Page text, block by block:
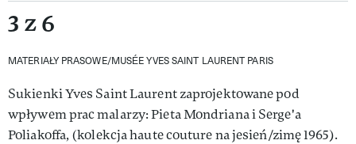
3 z 6
MATERIAŁY PRASOWE/MUSÉE YVES SAINT LAURENT PARIS
Sukienki Yves Saint Laurent zaprojektowane pod
wpływem prac malarzy: Pieta Mondriana i Serge'a
Poliakoffa, (kolekcja haute couture na jesień/zimę 1965).